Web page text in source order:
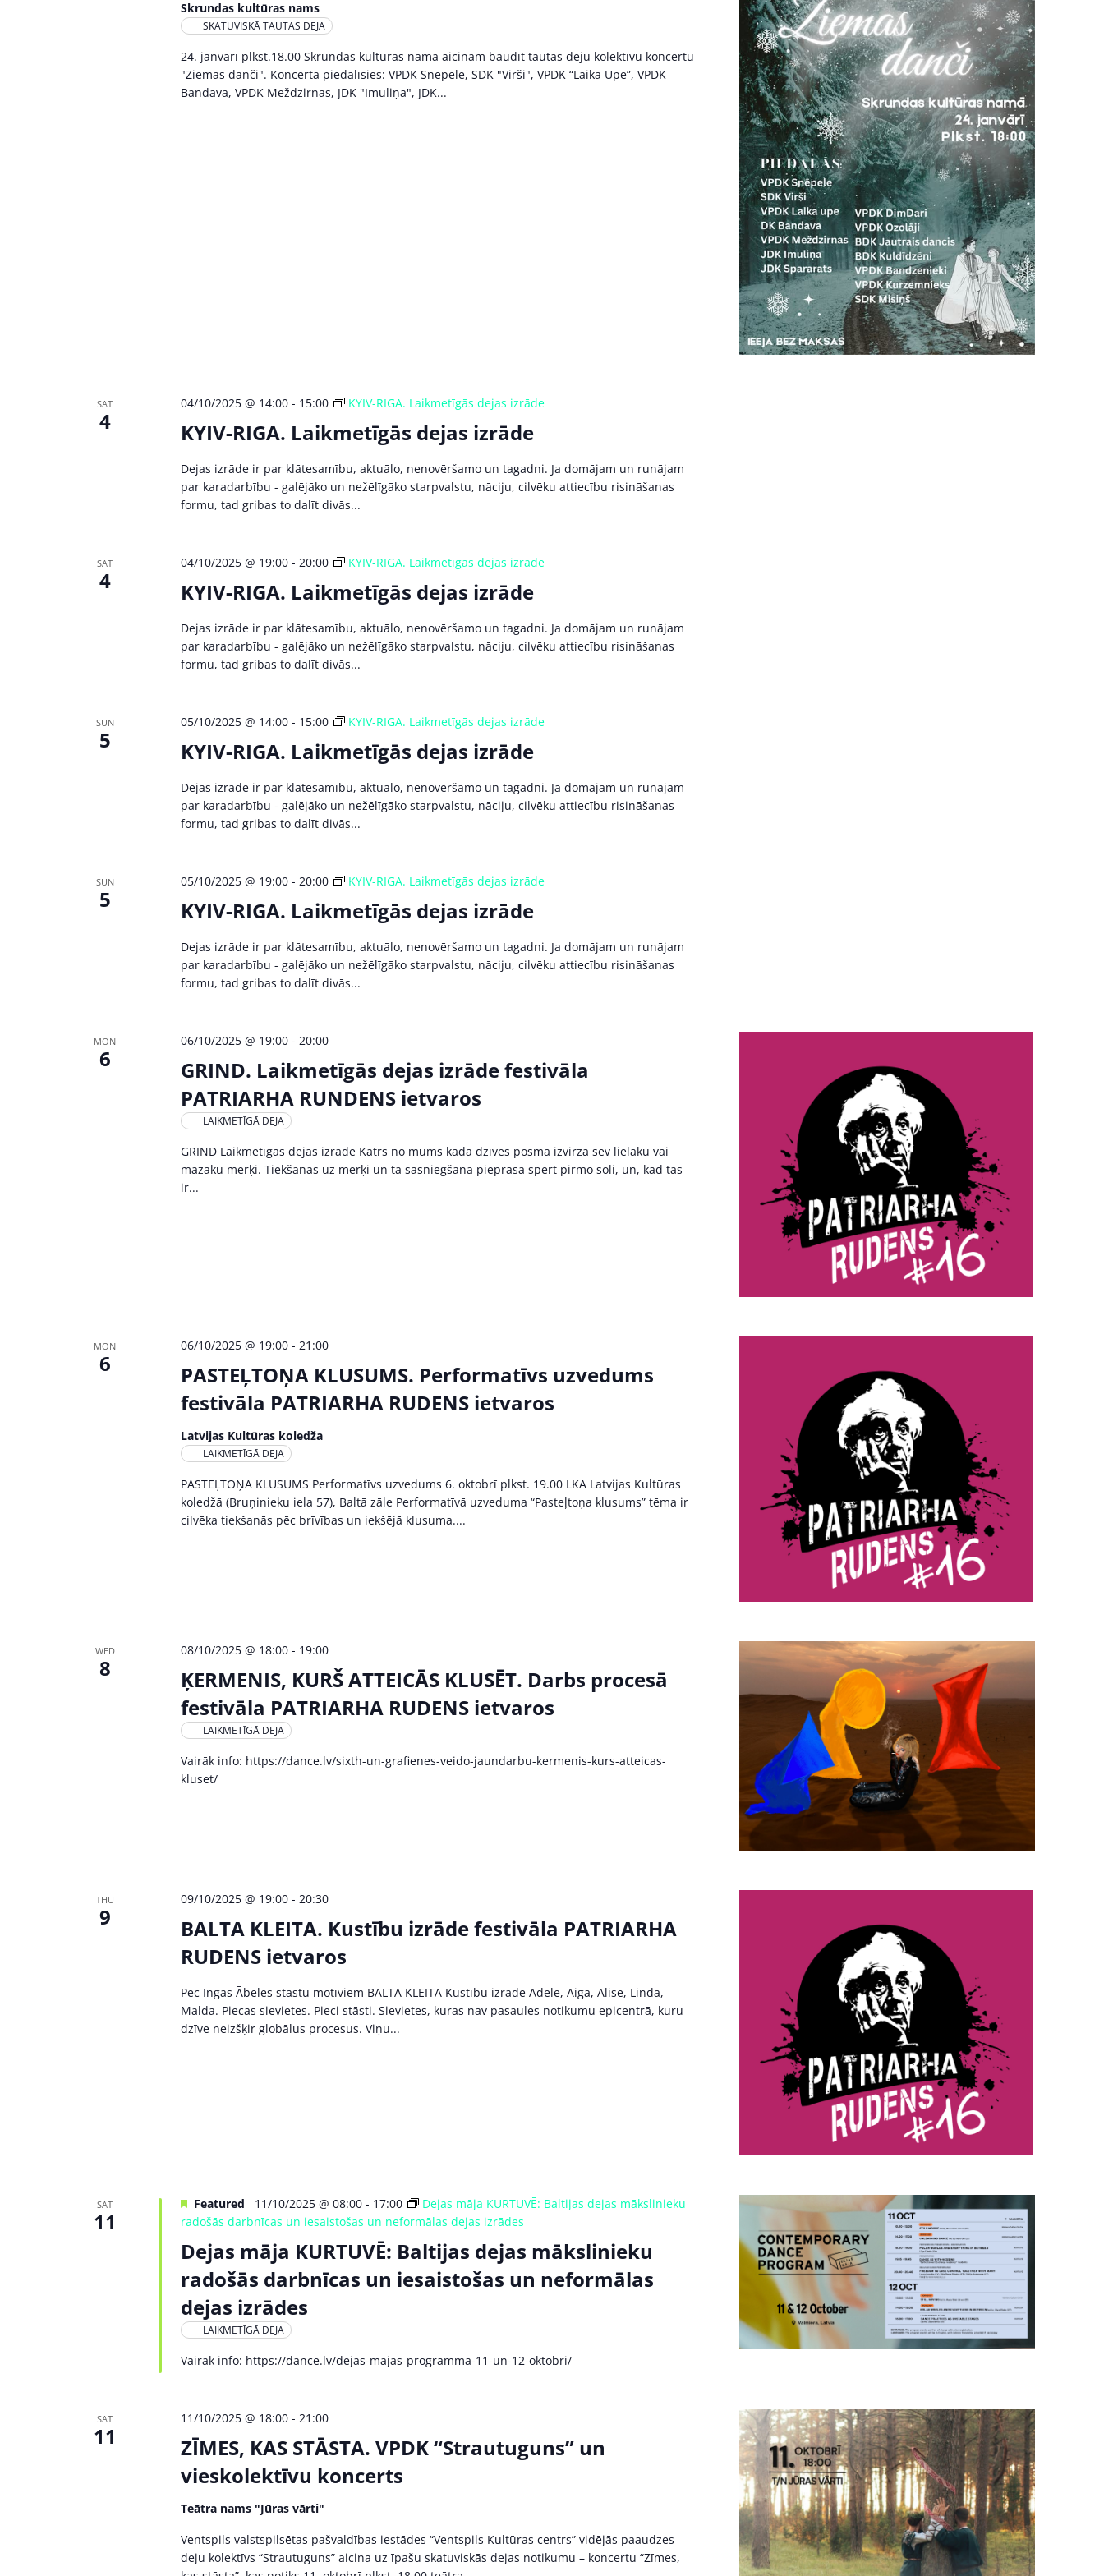
Skrundas kultūras nams
SKATUVISKĀ TAUTAS DEJA
24. janvārī plkst.18.00 Skrundas kultūras namā aicinām baudīt tautas deju kolektīvu koncertu
"Ziemas danči". Koncertā piedalīsies: VPDK Snēpele, SDK "Virši", VPDK “Laika Upe”, VPDK
Bandava, VPDK Meždzirnas, JDK "Imuliņa", JDK...
SAT
4 KYIV-RIGA. Laikmetīgās dejas izrāde
04/10/2025 @ 14:00- 15:00 KYIV-RIGA. Laikmetīgās dejas izrāde
Dejas izrāde ir par klātesamību, aktuālo, nenovēršamo un tagadni. Ja domājam un runājam
par karadarbību - galējāko un nežēlīgāko starpvalstu, nāciju, cilvēku attiecību risināšanas
formu, tad gribas to dalīt divās...
SAT
4 KYIV-RIGA. Laikmetīgās dejas izrāde
04/10/2025 @ 19:00- 20:00 KYIV-RIGA. Laikmetīgās dejas izrāde
Dejas izrāde ir par klātesamību, aktuālo, nenovēršamo un tagadni. Ja domājam un runājam
par karadarbību - galējāko un nežēlīgāko starpvalstu, nāciju, cilvēku attiecību risināšanas
formu, tad gribas to dalīt divās...
SUN
5 KYIV-RIGA. Laikmetīgās dejas izrāde
05/10/2025 @ 14:00- 15:00 KYIV-RIGA. Laikmetīgās dejas izrāde
Dejas izrāde ir par klātesamību, aktuālo, nenovēršamo un tagadni. Ja domājam un runājam
par karadarbību - galējāko un nežēlīgāko starpvalstu, nāciju, cilvēku attiecību risināšanas
formu, tad gribas to dalīt divās...
SUN
5 KYIV-RIGA. Laikmetīgās dejas izrāde
05/10/2025 @ 19:00- 20:00 KYIV-RIGA. Laikmetīgās dejas izrāde
Dejas izrāde ir par klātesamību, aktuālo, nenovēršamo un tagadni. Ja domājam un runājam
par karadarbību - galējāko un nežēlīgāko starpvalstu, nāciju, cilvēku attiecību risināšanas
formu, tad gribas to dalīt divās...
MON
6
GRIND. Laikmetīgās dejas izrāde festivāla
PATRIARHA RUNDENS ietvaros
06/10/2025 @ 19:00- 20:00
LAIKMETĪGĀ DEJA
GRIND Laikmetīgās dejas izrāde Katrs no mums kādā dzīves posmā izvirza sev lielāku vai
mazāku mērķi. Tiekšanās uz mērķi un tā sasniegšana pieprasa spert pirmo soli, un, kad tas
ir...
MON
6
PASTEĻTOŅA KLUSUMS. Performatīvs uzvedums
festivāla PATRIARHA RUDENS ietvaros
06/10/2025 @ 19:00- 21:00
Latvijas Kultūras koledža
LAIKMETĪGĀ DEJA
PASTEĻTOŅA KLUSUMS Performatīvs uzvedums 6. oktobrī plkst. 19.00 LKA Latvijas Kultūras
koledžā (Bruņinieku iela 57), Baltā zāle Performatīvā uzveduma “Pasteļtoņa klusums” tēma ir
cilvēka tiekšanās pēc brīvības un iekšējā klusuma....
WED
8
ĶERMENIS, KURŠ ATTEICĀS KLUSĒT. Darbs procesā
festivāla PATRIARHA RUDENS ietvaros
08/10/2025 @ 18:00- 19:00
LAIKMETĪGĀ DEJA
Vairāk info: https://dance.lv/sixth-un-grafienes-veido-jaundarbu-kermenis-kurs-atteicas-
kluset/
THU
9
BALTA KLEITA. Kustību izrāde festivāla PATRIARHA
RUDENS ietvaros
09/10/2025 @ 19:00- 20:30
Pēc Ingas Ābeles stāstu motīviem BALTA KLEITA Kustību izrāde Adele, Aiga, Alise, Linda,
Malda. Piecas sievietes. Pieci stāsti. Sievietes, kuras nav pasaules notikumu epicentrā, kuru
dzīve neizšķir globālus procesus. Viņu...
SAT
11
Dejas māja KURTUVĒ: Baltijas dejas mākslinieku
radošās darbnīcas un iesaistošas un neformālas
dejas izrādes
Featured 11/10/2025 @ 08:00- 17:00
Dejas māja KURTUVĒ: Baltijas dejas mākslinieku
radošās darbnīcas un iesaistošas un neformālas dejas izrādes
LAIKMETĪGĀ DEJA
Vairāk info: https://dance.lv/dejas-majas-programma-11-un-12-oktobri/
SAT
11
ZĪMES, KAS STĀSTA. VPDK “Strautuguns” un
vieskolektīvu koncerts
11/10/2025 @ 18:00- 21:00
Teātra nams "Jūras vārti"
Ventspils valstspilsētas pašvaldības iestādes “Ventspils Kultūras centrs” vidējās paaudzes
deju kolektīvs “Strautuguns” aicina uz īpašu skatuviskās dejas notikumu – koncertu “Zīmes,